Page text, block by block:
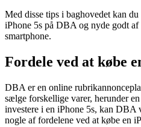
Med disse tips i baghovedet kan
iPhone 5s på DBA og nyde godt
smartphone.
Fordele ved at købe
DBA er en online
sælge forskellige varer, herunder
investere i en iPhone 5s, kan DBA
nogle af fordelene ved at købe en